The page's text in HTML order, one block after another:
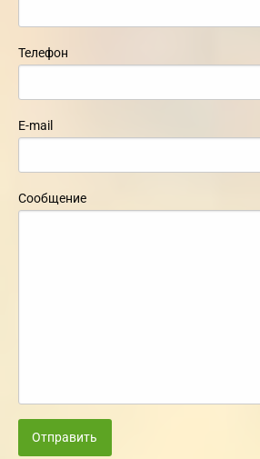
Телефон
E-mail
Сообщение
Отправить